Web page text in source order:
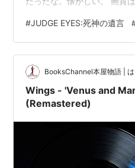
想です。もしかしたらPS4版
しれない。ちゃんと比べて
なんとなく比べたら、そう
し安いよね。あのゲームが
買えるって。PS5だけど。か
のゲームって言っても画質は
#JUDGE EYES:死神の遺言
BooksChannel本屋物語 |
Wings - 'Venus and
(Remastered)